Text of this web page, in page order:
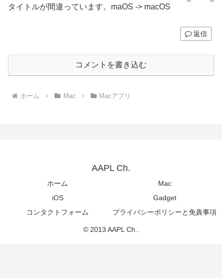
タイトルが間違っています。maOS -> macOS
返信
コメントを書き込む
ホーム Mac Macアプリ
AAPL Ch.
ホーム
Mac
iOS
Gadget
コンタクトフォーム
プライバシーポリシーと免責事項
© 2013 AAPL Ch..